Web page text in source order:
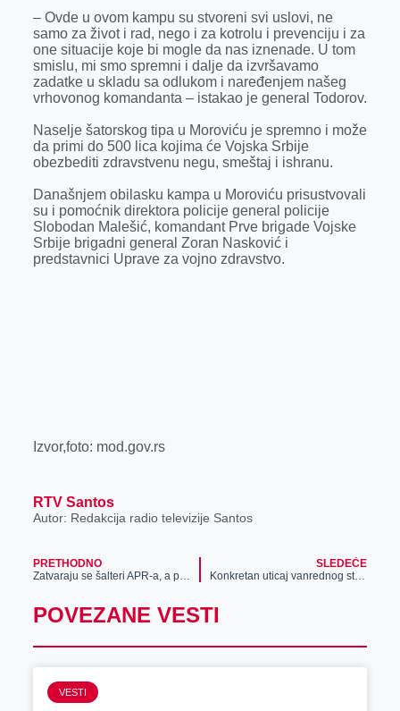
– Ovde u ovom kampu su stvoreni svi uslovi, ne
samo za život i rad, nego i za kotrolu i prevenciju i za
one situacije koje bi mogle da nas iznenade. U tom
smislu, mi smo spremni i dalje da izvršavamo
zadatke u skladu sa odlukom i naređenjem našeg
vrhovonog komandanta – istakao je general Todorov.
Naselje šatorskog tipa u Moroviću je spremno i može
da primi do 500 lica kojima će Vojska Srbije
obezbediti zdravstvenu negu, smeštaj i ishranu.
Današnjem obilasku kampa u Moroviću prisustvovali
su i pomoćnik direktora policije general policije
Slobodan Malešić, komandant Prve brigade Vojske
Srbije brigadni general Zoran Nasković i
predstavnici Uprave za vojno zdravstvo.
Izvor,foto: mod.gov.rs
RTV Santos
Autor: Redakcija radio televizije Santos
PRETHODNO
Zatvaraju se šalteri APR-a, a prijem zahteva obavljaće se putem poštanskih operatora
SLEDEĆE
Konkretan uticaj vanrednog stanja na privredu u Zrenjaninu
POVEZANE VESTI
VESTI